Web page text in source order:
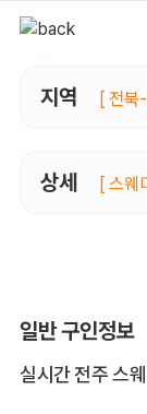
지역 [ 전북
상세 [ 스웨
일반 구인정보
실시간 전주 스